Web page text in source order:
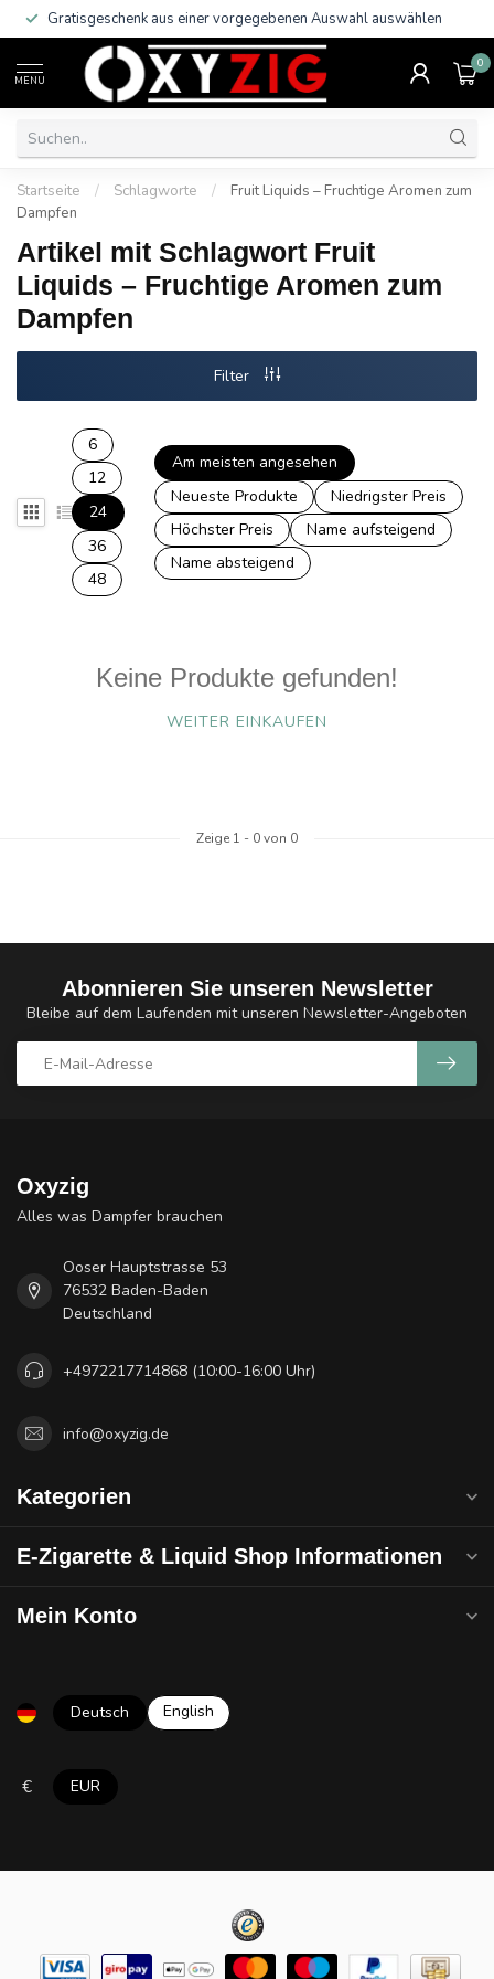
Gratisgeschenk aus einer vorgegebenen Auswahl auswählen
MENU
0
Startseite / Schlagworte /
Fruit Liquids – Fruchtige Aromen zum
Dampfen
Artikel mit Schlagwort Fruit
Liquids – Fruchtige Aromen zum
Dampfen
Filter
6
12
24
36
48
Am meisten angesehen
Neueste Produkte
Niedrigster Preis
Höchster Preis
Name aufsteigend
Name absteigend
Keine Produkte gefunden!
WEITER EINKAUFEN
Zeige 1 - 0von 0
Abonnieren Sie unseren Newsletter
Bleibe auf dem Laufenden mit unseren Newsletter-Angeboten
Oxyzig
Alles was Dampfer brauchen
Ooser Hauptstrasse 53
76532 Baden-Baden
Deutschland
+4972217714868 (10:00-16:00 Uhr)
info@oxyzig.de
Kategorien
E-Zigarette & Liquid Shop Informationen
Mein Konto
Deutsch English
€ EUR